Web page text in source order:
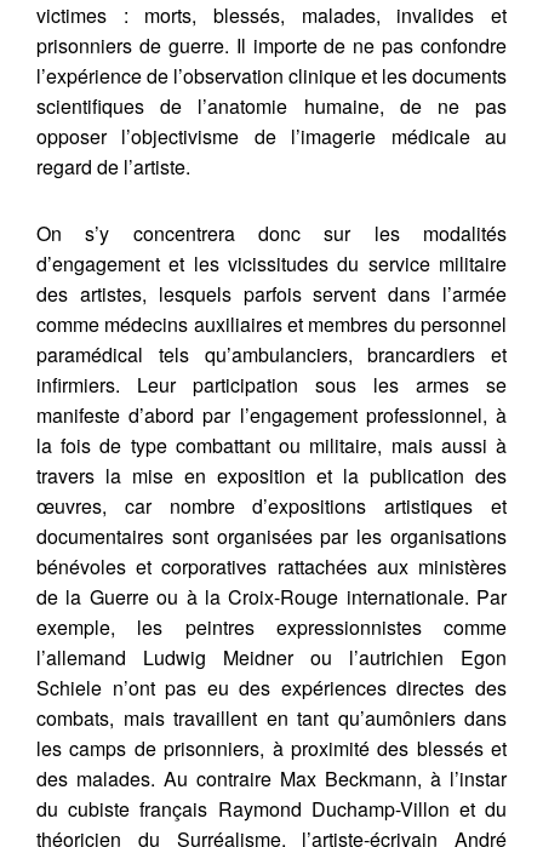
victimes : morts, blessés, malades, invalides et
prisonniers de guerre. Il importe de ne pas confondre
l’expérience de l’observation clinique et les documents
scientifiques de l’anatomie humaine, de ne pas
opposer l’objectivisme de l’imagerie médicale au
regard de l’artiste.
On s’y concentrera donc sur les modalités
d’engagement et les vicissitudes du service militaire
des artistes, lesquels parfois servent dans l’armée
comme médecins auxiliaires et membres du personnel
paramédical tels qu’ambulanciers, brancardiers et
infirmiers. Leur participation sous les armes se
manifeste d’abord par l’engagement professionnel, à
la fois de type combattant ou militaire, mais aussi à
travers la mise en exposition et la publication des
œuvres, car nombre d’expositions artistiques et
documentaires sont organisées par les organisations
bénévoles et corporatives rattachées aux ministères
de la Guerre ou à la Croix-Rouge internationale. Par
exemple, les peintres expressionnistes comme
l’allemand Ludwig Meidner ou l’autrichien Egon
Schiele n’ont pas eu des expériences directes des
combats, mais travaillent en tant qu’aumôniers dans
les camps de prisonniers, à proximité des blessés et
des malades. Au contraire Max Beckmann, à l’instar
du cubiste français Raymond Duchamp-Villon et du
théoricien du Surréalisme, l’artiste-écrivain André